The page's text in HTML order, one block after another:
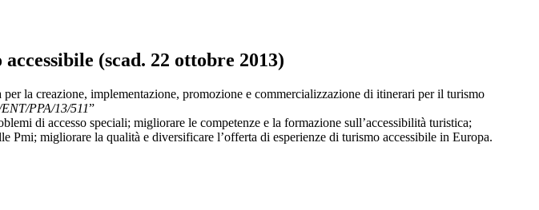
(scad. 22 ottobre 2013)
la creazione, implementazione, promozione e commercializzazione di itinerari per il turismo
PPA/13/511”
di accesso speciali; migliorare le competenze e la formazione sull’accessibilità turistica;
migliorare la qualità e diversificare l’offerta di esperienze di turismo accessibile in Europa.